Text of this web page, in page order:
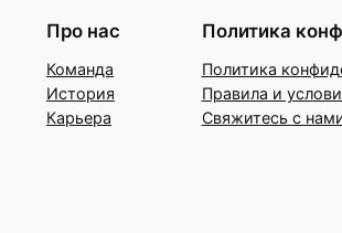
Про нас
Команда
История
Карьера
Политика
Политика
Правила и
Свяжитесь с